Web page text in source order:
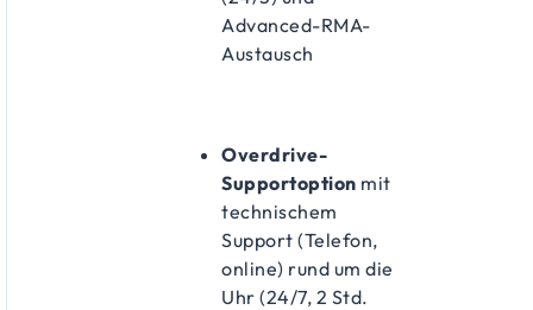
Advanced-RMA-
Austausch
Overdrive-
Supportoption mit
technischem
Support (Telefon,
online) rund um die
Uhr (24/7, 2 Std.